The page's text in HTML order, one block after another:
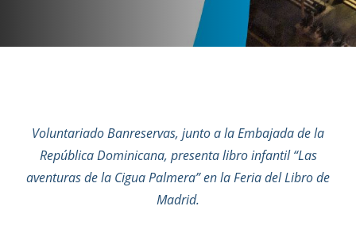
Voluntariado Banreservas, junto a la Embajada de la
República Dominicana, presenta libro infantil “Las
aventuras de la Cigua Palmera” en la Feria del Libro de
Madrid.